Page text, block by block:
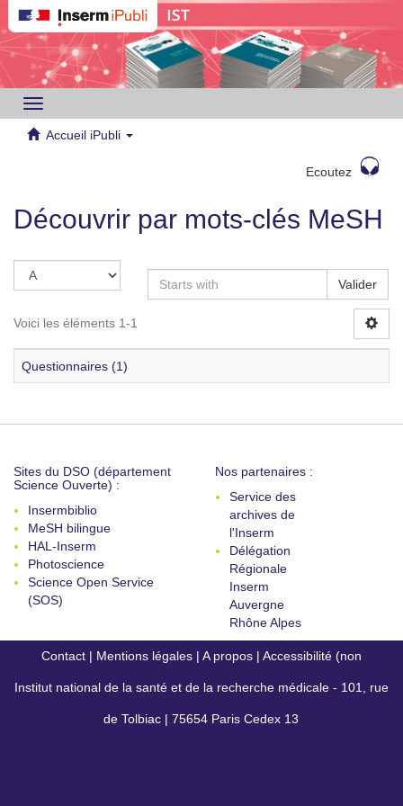
Toggle
navigation
Accueil iPubli
Ecoutez
Découvrir par mots-clés MeSH
Valider
Voici les éléments 1-1
Questionnaires (1)
Sites du DSO (département
Science Ouverte) :
Insermbiblio
MeSH bilingue
HAL-Inserm
Photoscience
Science Open Service
(SOS)
Nos partenaires :
Service des
archives de
l'Inserm
Délégation
Régionale
Inserm
Auvergne
Rhône Alpes
Contact | Mentions légales | A propos | Accessibilité (non
conforme)
Institut national de la santé et de la recherche médicale - 101, rue
de Tolbiac | 75654 Paris Cedex 13